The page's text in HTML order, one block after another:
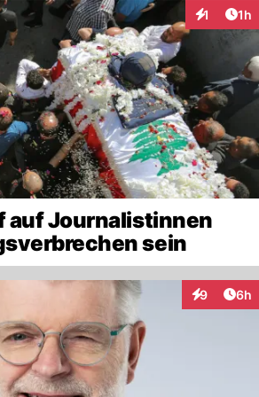
1 1h
auf Journalistinnen
sein
9 6h